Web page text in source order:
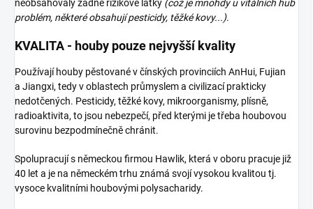
neobsahovaly žádné rizikové látky (což je mnohdy u vitálních hub
problém, některé obsahují pesticidy, těžké kovy...).
KVALITA - houby pouze nejvyšší kvality
Používají houby pěstované v čínských provinciích AnHui, Fujian
a Jiangxi, tedy v oblastech průmyslem a civilizací prakticky
nedotčených. Pesticidy, těžké kovy, mikroorganismy, plísně,
radioaktivita, to jsou nebezpečí, před kterými je třeba houbovou
surovinu bezpodmínečně chránit.
Spolupracují s německou firmou Hawlik, která v oboru pracuje již
40 let a je na německém trhu známá svojí vysokou kvalitou tj.
vysoce kvalitními houbovými polysacharidy.